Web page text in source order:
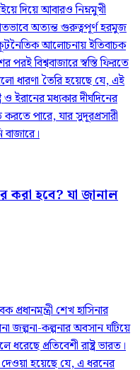
দিয়ে আবারও নিম্নমুখী
অত্যন্ত গুরুত্বপূর্ণ হরমুজ
কূটনৈতিক আলোচনায় ইতিবাচক
বিশ্ববাজারে স্বস্তি ফিরতে
ধারণা তৈরি হয়েছে যে, এই
মধ্যকার দীর্ঘদিনের
পারে, যার সুদূরপ্রসারী
বাজারে।
করা হবে? যা জানাল
শেখ হাসিনার
জল্পনা-কল্পনার অবসান ঘটিয়ে
প্রতিবেশী রাষ্ট্র ভারত।
হয়েছে যে, এ ধরনের